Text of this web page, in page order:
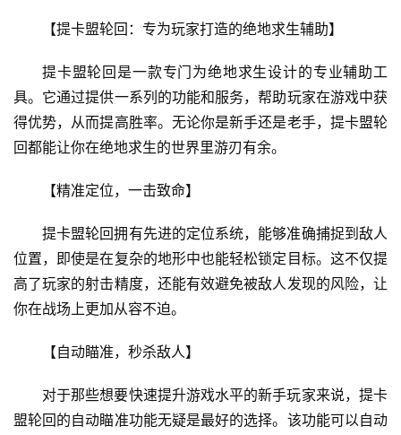
【提卡盟轮回：专为玩家打造的绝地求生辅助】
提卡盟轮回是一款专门为绝地求生设计的专业辅助工
具。它通过提供一系列的功能和服务，帮助玩家在游戏中获
得优势，从而提高胜率。无论你是新手还是老手，提卡盟轮
回都能让你在绝地求生的世界里游刃有余。
【精准定位，一击致命】
提卡盟轮回拥有先进的定位系统，能够准确捕捉到敌人
位置，即使是在复杂的地形中也能轻松锁定目标。这不仅提
高了玩家的射击精度，还能有效避免被敌人发现的风险，让
你在战场上更加从容不迫。
【自动瞄准，秒杀敌人】
对于那些想要快速提升游戏水平的新手玩家来说，提卡
盟轮回的自动瞄准功能无疑是最好的选择。该功能可以自动